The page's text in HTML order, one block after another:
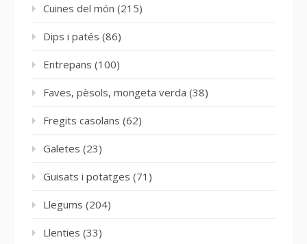
Cuines del món (215)
Dips i patés (86)
Entrepans (100)
Faves, pèsols, mongeta verda (38)
Fregits casolans (62)
Galetes (23)
Guisats i potatges (71)
Llegums (204)
Llenties (33)